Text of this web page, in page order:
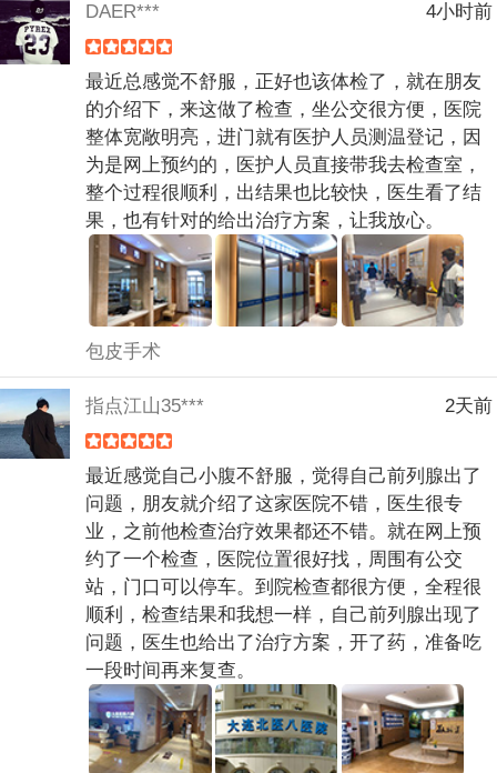
DAER*** 4小时前
最近总感觉不舒服，正好也该体检了，就在朋友
的介绍下，来这做了检查，坐公交很方便，医院
整体宽敞明亮，进门就有医护人员测温登记，因
为是网上预约的，医护人员直接带我去检查室，
整个过程很顺利，出结果也比较快，医生看了结
果，也有针对的给出治疗方案，让我放心。
包皮手术
指点江山35*** 2天前
最近感觉自己小腹不舒服，觉得自己前列腺出了
问题，朋友就介绍了这家医院不错，医生很专
业，之前他检查治疗效果都还不错。就在网上预
约了一个检查，医院位置很好找，周围有公交
站，门口可以停车。到院检查都很方便，全程很
顺利，检查结果和我想一样，自己前列腺出现了
问题，医生也给出了治疗方案，开了药，准备吃
一段时间再来复查。